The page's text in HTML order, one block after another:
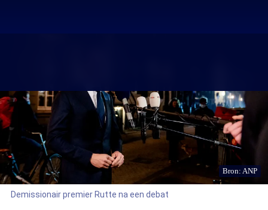
Bron: ANP
Demissionair premier Rutte na een debat